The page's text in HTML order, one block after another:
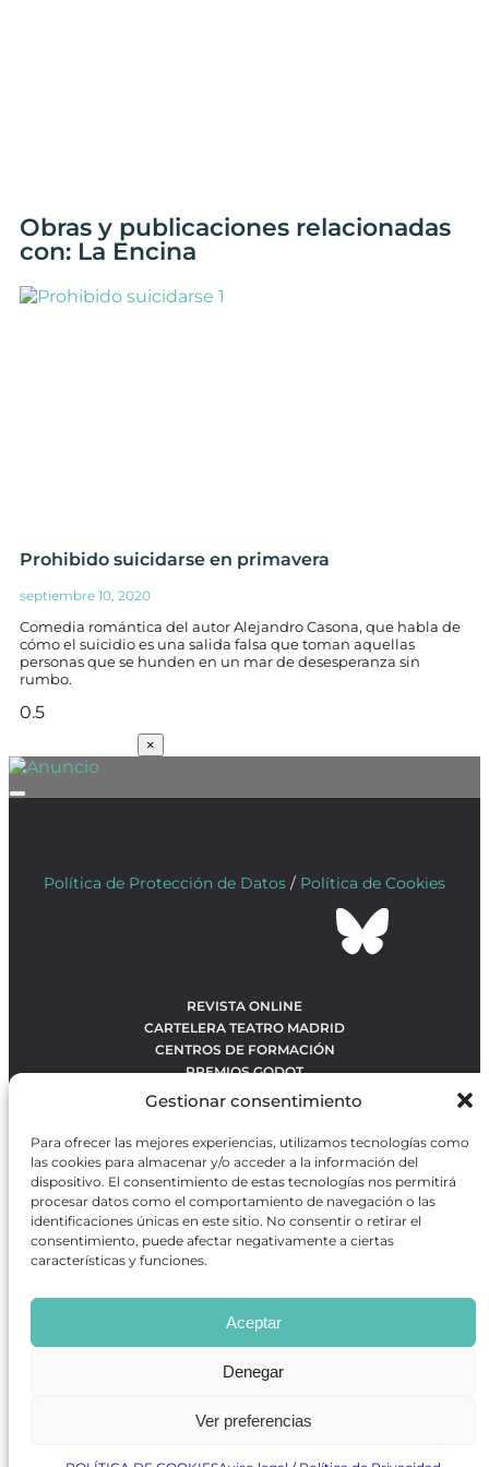
Gestionar consentimiento
Para ofrecer las mejores experiencias, utilizamos tecnologías como
las cookies para almacenar y/o acceder a la información del
dispositivo. El consentimiento de estas tecnologías nos permitirá
procesar datos como el comportamiento de navegación o las
identificaciones únicas en este sitio. No consentir o retirar el
consentimiento, puede afectar negativamente a ciertas
características y funciones.
Aceptar
Denegar
Ver preferencias
Obras y publicaciones relacionadas
con: La Encina
Prohibido suicidarse en primavera
septiembre 10, 2020
Comedia romántica del autor Alejandro Casona, que habla de
cómo el suicidio es una salida falsa que toman aquellas
personas que se hunden en un mar de desesperanza sin
rumbo.
×
Política de Protección de Datos / Política de Cookies
REVISTA ONLINE
CARTELERA TEATRO MADRID
CENTROS DE FORMACIÓN
PREMIOS GODOT
CONTACTO
OBRAS MÁS VOTADAS
RANKING MEJORES OBRAS
BÚSQUEDA AVANZADA DE OBRAS
Revista GODOTes una revista independiente especializada
en información sobre artes escénicas de Madrid, gratuita y
que se distribuye en espacios escénicos, además de otros
puntos de interés turístico y de ocio de la capital.